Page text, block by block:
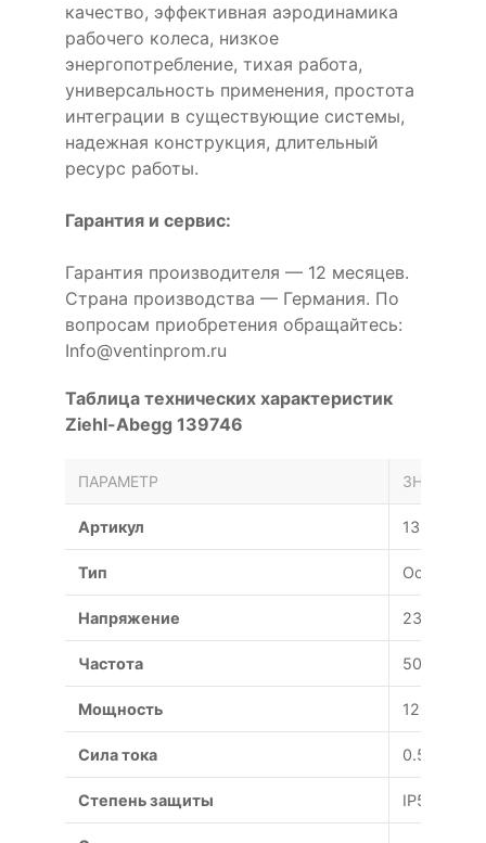
качество, эффективная аэродинамика
рабочего колеса, низкое
энергопотребление, тихая работа,
универсальность применения, простота
интеграции в существующие системы,
надежная конструкция, длительный
ресурс работы.
Гарантия и сервис:
Гарантия производителя — 12 месяцев.
Страна производства — Германия. По
вопросам приобретения обращайтесь:
Info@ventinprom.ru
Таблица технических характеристик
Ziehl-Abegg 139746
ПАРАМЕТР ЗНАЧЕНИЕ
Артикул 139746
Тип Осевой
Напряжение 230 В
Частота 50 Гц
Мощность 120 Вт
Сила тока 0.54 А
Степень защиты IP54